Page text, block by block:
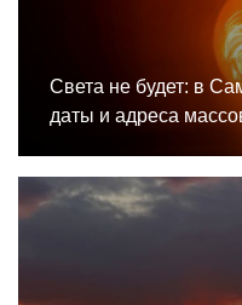
Света не будет: в
даты и адреса